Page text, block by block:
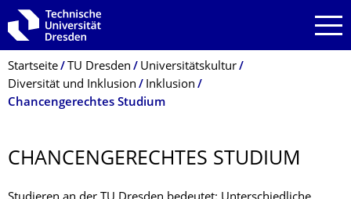
Zur Hauptnavigation springen
Zur Suche springen
Zum Inhalt springen
Breadcrumb-Menü
Startseite TU Dresden
Universitätskultur
Diversität und Inklusion
Inklusion
Chancengerechtes Studium
CHANCENGERECH­TES STUDIUM